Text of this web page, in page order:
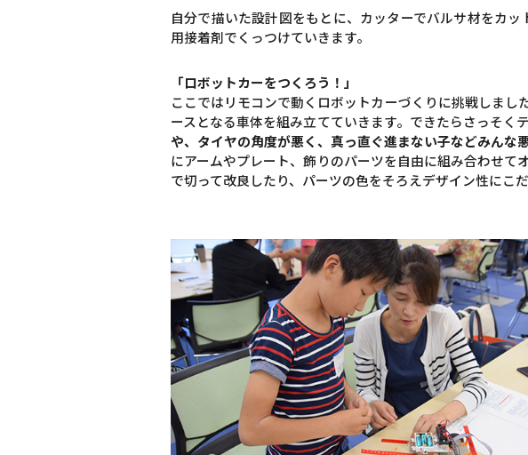
自分で描いた設計図をもとに、カッターでバルサ材をカッ
用接着剤でくっつけていきます。
「ロボットカーをつくろう！」
ここではリモコンで動くロボットカーづくりに挑戦しま
ースとなる車体を組み立てていきます。できたらさっそくテ
や、タイヤの角度が悪く、真っ直ぐ進まない子などみんな
にアームやプレート、飾りのパーツを自由に組み合わせ
で切って改良したり、パーツの色をそろえデザイン性にこだ